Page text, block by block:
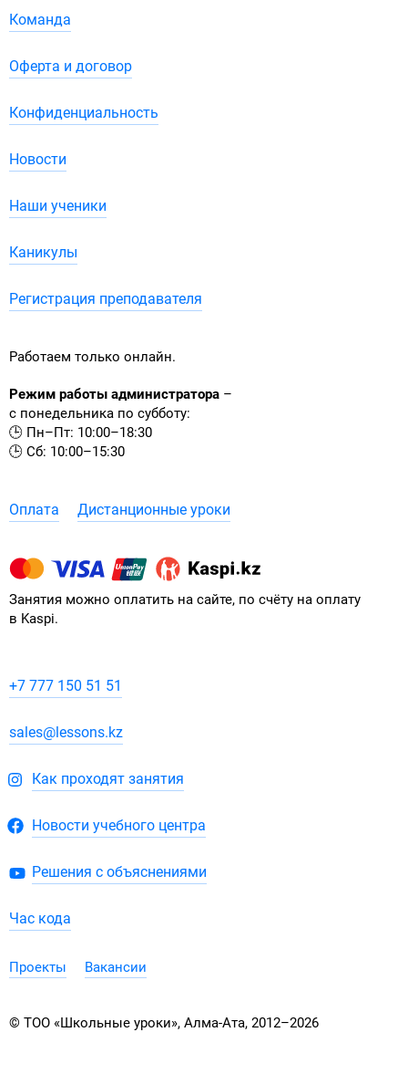
Команда
Оферта и договор
Конфиденциальность
Новости
Наши ученики
Каникулы
Регистрация преподавателя
Работаем только онлайн.
Режим работы администратора –
с понедельника по субботу:
🕒 Пн–Пт: 10:00–18:30
🕒 Сб: 10:00–15:30
Оплата Дистанционные уроки
Занятия можно оплатить на сайте, по счёту на оплату
в Kaspi.
+7 777 150 51 51
sales@lessons.kz
Как проходят занятия
Новости учебного центра
Решения с объяснениями
Час кода
Проекты Вакансии
© ТОО «Школьные уроки», Алма-Ата, 2012–2026